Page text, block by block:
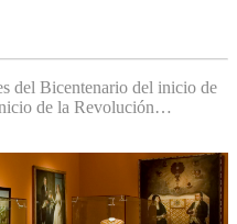
del Bicentenario del inicio de
de la Revolución…